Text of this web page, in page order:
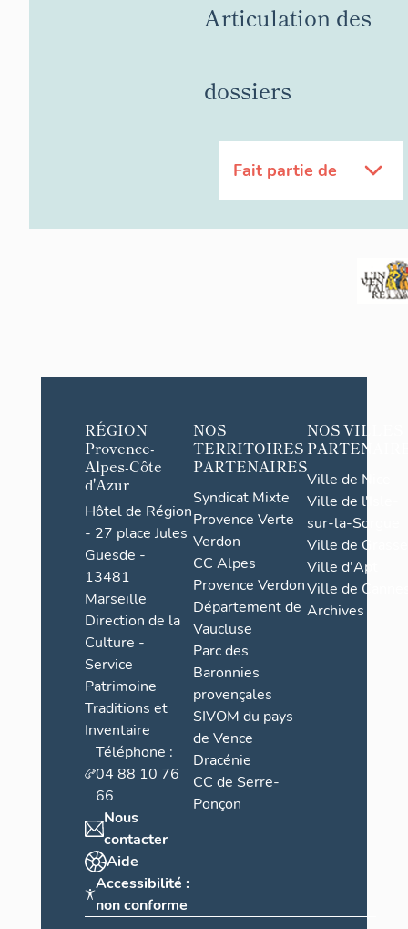
Articulation des
dossiers
Fait partie de
RÉGION
Provence-
Alpes-Côte
d'Azur
Hôtel de Région
- 27 place Jules
Guesde -
13481
Marseille
Direction de la
Culture -
Service
Patrimoine
Traditions et
Inventaire
Téléphone :
04 88 10 76
66
Nous
contacter
Aide
Accessibilité :
non conforme
NOS
TERRITOIRES
PARTENAIRES
Syndicat Mixte
Provence Verte
Verdon
CC Alpes
Provence Verdon
Département de
Vaucluse
Parc des
Baronnies
provençales
SIVOM du pays
de Vence
Dracénie
CC de Serre-
Ponçon
NOS VILLES
Ville de Nice
Ville de l'Isle-
sur-la-Sorgue
Ville de Grasse
Ville d'Apt
Ville de
Archives